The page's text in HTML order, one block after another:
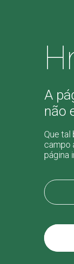
A
não
Que tal
campo
página